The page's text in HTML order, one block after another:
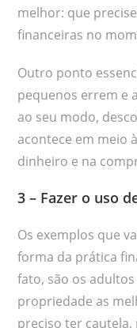
melhor: que
financeiras no
Outro ponto
pequenos errem e
ao seu modo,
acontece em meio
dinheiro e na
3 – Fazer o uso
Os exemplos que
forma da prática
fato, são os
propriedade as
preciso ter